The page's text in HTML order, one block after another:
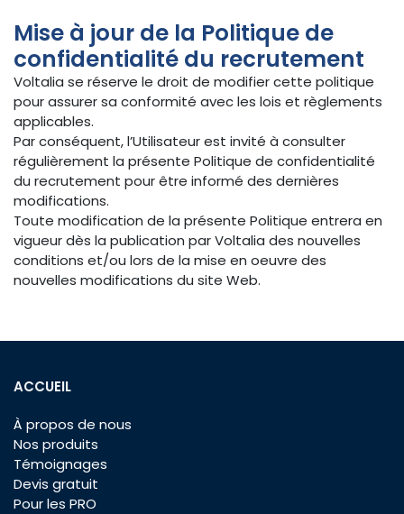
Mise à jour de la Politique de
confidentialité du recrutement
Voltalia se réserve le droit de modifier cette politique
pour assurer sa conformité avec les lois et règlements
applicables.
Par conséquent, l’Utilisateur est invité à consulter
régulièrement la présente Politique de confidentialité
du recrutement pour être informé des dernières
modifications.
Toute modification de la présente Politique entrera en
vigueur dès la publication par Voltalia des nouvelles
conditions et/ou lors de la mise en oeuvre des
nouvelles modifications du site Web.
ACCUEIL
À propos de nous
Nos produits
Témoignages
Devis gratuit
Pour les PRO